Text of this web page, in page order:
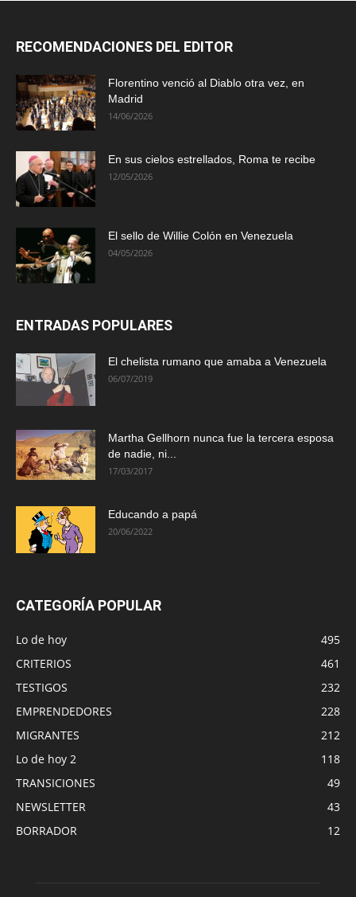
RECOMENDACIONES DEL EDITOR
Florentino venció al Diablo otra vez, en
Madrid
14/06/2026
En sus cielos estrellados, Roma te recibe
12/05/2026
El sello de Willie Colón en Venezuela
04/05/2026
ENTRADAS POPULARES
El chelista rumano que amaba a Venezuela
06/07/2019
Martha Gellhorn nunca fue la tercera esposa
de nadie, ni...
17/03/2017
Educando a papá
20/06/2022
CATEGORÍA POPULAR
Lo de hoy
495
CRITERIOS
461
TESTIGOS
232
EMPRENDEDORES
228
MIGRANTES
212
Lo de hoy 2
118
TRANSICIONES
49
NEWSLETTER
43
BORRADOR
12